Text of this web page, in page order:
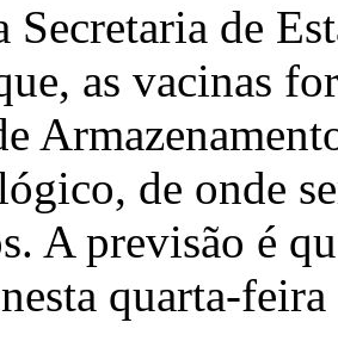
Secretaria de
as vacinas
de onde
A previsão é
quarta-